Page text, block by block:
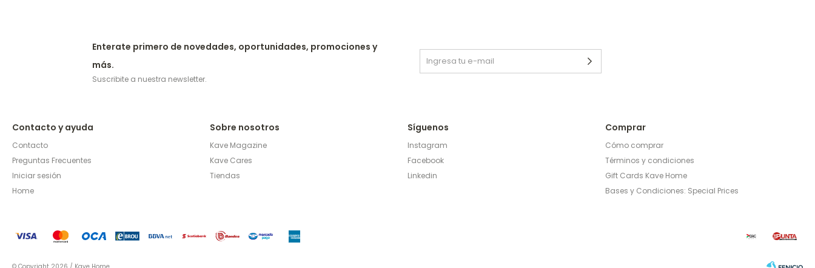
Sobre nosotros
Kave Magazine
Kave Cares
Tiendas
Comprar
Cómo comprar
Términos y condiciones
Gift Cards Kave Home
Bases y Condiciones: Special Prices
Contacto y ayuda
Contacto
Preguntas Frecuentes
Iniciar sesión
Home
Síguenos
Instagram
Facebook
Linkedin
Enterate primero de novedades, oportunidades, promociones y
más.
Suscribite a nuestra newsletter.
© Copyright 2026 / Kave Home